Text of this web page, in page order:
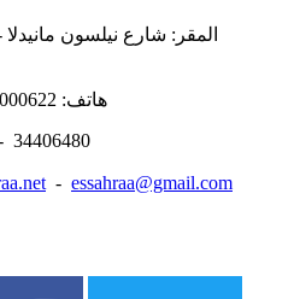
هاتف: 25000622 - 45250731 - 45255931
- essahraa@gmail.com